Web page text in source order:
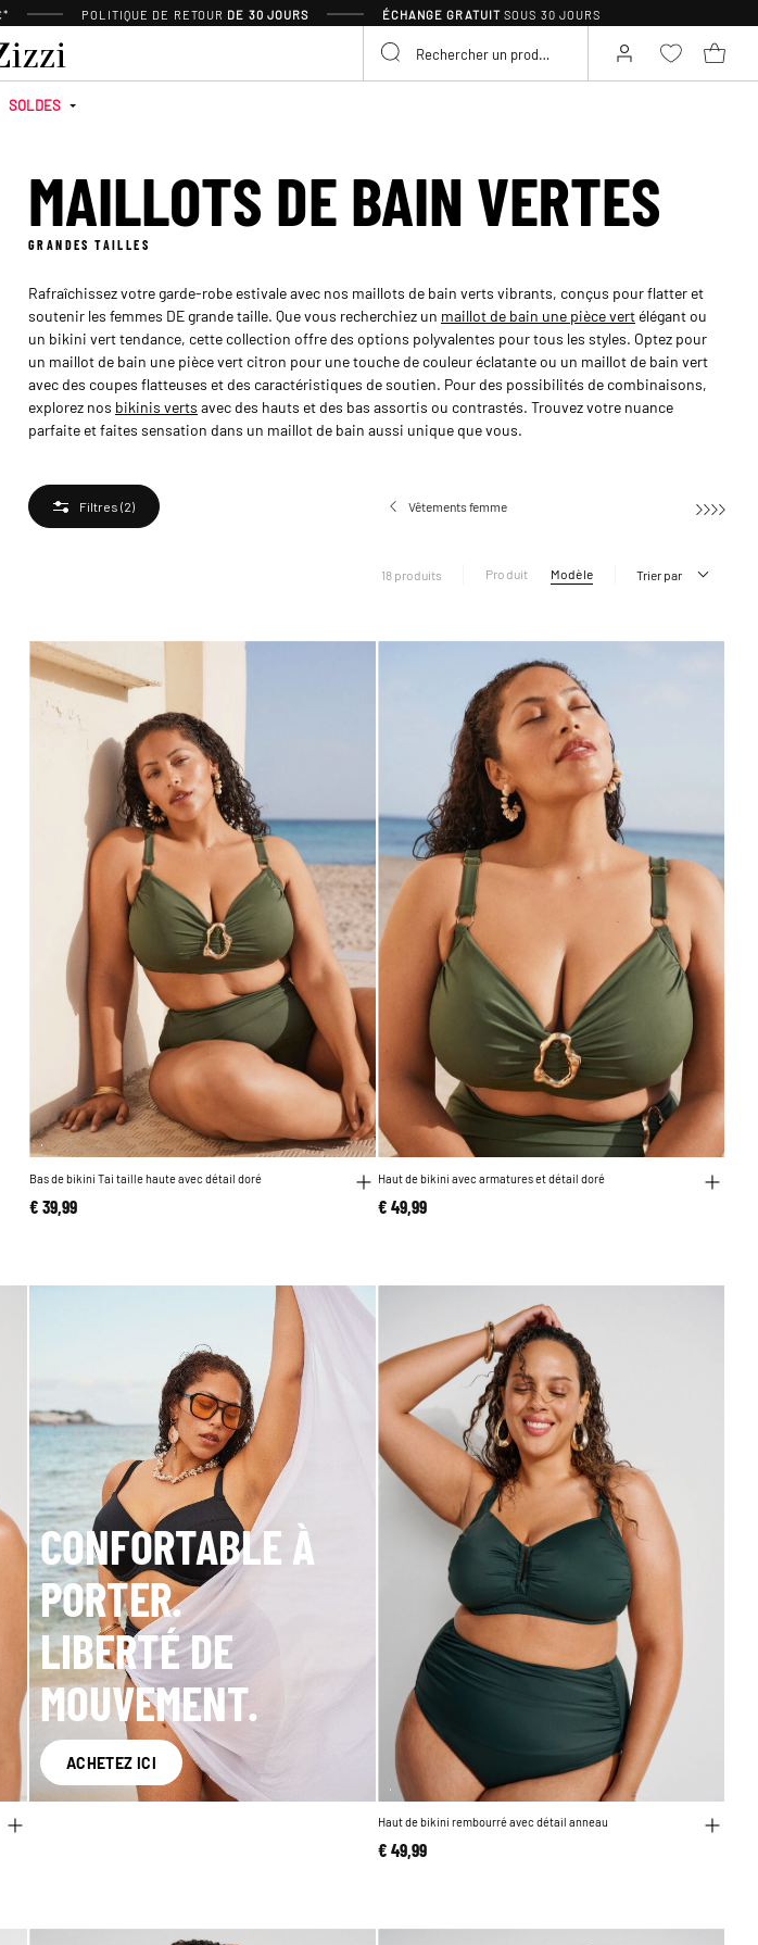
POLITIQUE DE RETOUR DE 30 JOURS ÉCHANGE GRATUIT SOUS 30 JOURS
SOLDES
MAILLOTS DE BAIN VERTES
GRANDES TAILLES
Rafraîchissez votre garde-robe estivale avec nos maillots de bain verts vibrants, conçus pour flatter et
soutenir les femmes DE grande taille. Que vous recherchiez un maillot de bain une pièce vert élégant ou
un bikini vert tendance, cette collection offre des options polyvalentes pour tous les styles. Optez pour
un maillot de bain une pièce vert citron pour une touche de couleur éclatante ou un maillot de bain vert
avec des coupes flatteuses et des caractéristiques de soutien. Pour des possibilités de combinaisons,
explorez nos bikinis verts avec des hauts et des bas assortis ou contrastés. Trouvez votre nuance
parfaite et faites sensation dans un maillot de bain aussi unique que vous.
Filtres (2) Vêtements femme
18 produits Produit Modèle Trier par
Bas de bikini Tai taille haute avec détail doré
€ 39,99
Haut de bikini avec armatures et détail doré
€ 49,99
CONFORTABLE À
PORTER.
LIBERTÉ DE
MOUVEMENT.
ACHETEZ ICI
Haut de bikini rembourré avec détail anneau
€ 49,99